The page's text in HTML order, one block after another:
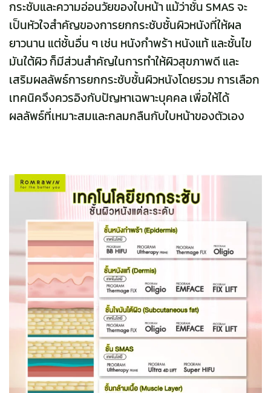
กระชับและความอ่อนวัยของใบหน้า แม้ว่าชั้น SMAS จะ
เป็นหัวใจสำคัญของการยกกระชับชั้นผิวหนังที่ให้ผล
ยาวนาน แต่ชั้นอื่น ๆ เช่น หนังกำพร้า หนังแท้ และชั้นไข
มันใต้ผิว ก็มีส่วนสำคัญในการทำให้ผิวสุขภาพดี และ
เสริมผลลัพธ์การยกกระชับชั้นผิวหนังโดยรวม การเลือก
เทคนิคจึงควรอิงกับปัญหาเฉพาะบุคคล เพื่อให้ได้
ผลลัพธ์ที่เหมาะสมและกลมกลืนกับใบหน้าของตัวเอง